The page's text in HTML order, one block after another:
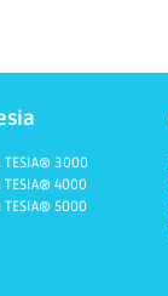
3000
4000
5000